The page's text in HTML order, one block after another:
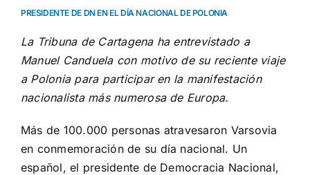
PRESIDENTE DE DN EN EL DÍA NACIONAL DE POLONIA
La Tribuna de Cartagena ha entrevistado a
Manuel Canduela con motivo de su reciente viaje
a Polonia para participar en la manifestación
nacionalista más numerosa de Europa.
Más de 100.000 personas atravesaron Varsovia
en conmemoración de su día nacional. Un
español, el presidente de Democracia Nacional,